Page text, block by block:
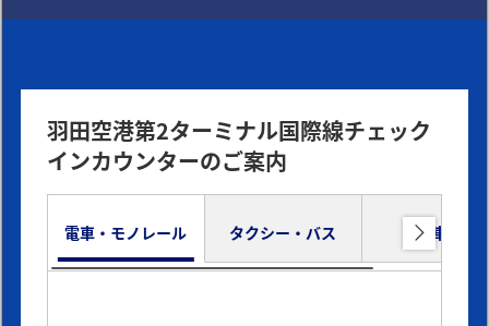
建築の街
ハワイ（ホノルル）
世界有数のリゾート地
羽田空港第2ターミナル国際線チェック
インカウンターのご案内
電車・モノレール タクシー・バス 車